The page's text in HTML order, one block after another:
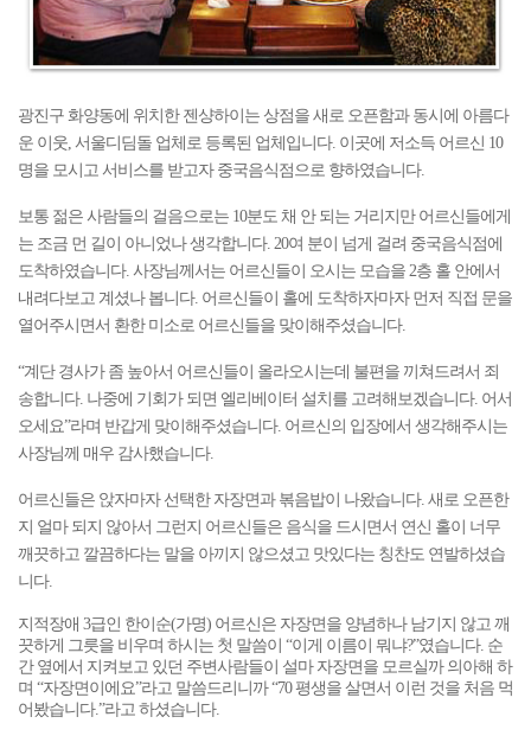
광진구 화양동에 위치한 젠샹하이는 상점을 새로 오픈함과 동시에 아름다
운 이웃, 서울디딤돌 업체로 등록된 업체입니다. 이곳에 저소득 어르신 10
명을 모시고 서비스를 받고자 중국음식점으로 향하였습니다.
보통 젊은 사람들의 걸음으로는 10분도 채 안 되는 거리지만 어르신들에게
는 조금 먼 길이 아니었나 생각합니다. 20여 분이 넘게 걸려 중국음식점에
도착하였습니다. 사장님께서는 어르신들이 오시는 모습을 2층 홀 안에서
내려다보고 계셨나 봅니다. 어르신들이 홀에 도착하자마자 먼저 직접 문을
열어주시면서 환한 미소로 어르신들을 맞이해주셨습니다.
“계단 경사가 좀 높아서 어르신들이 올라오시는데 불편을 끼쳐드려서 죄
송합니다. 나중에 기회가 되면 엘리베이터 설치를 고려해보겠습니다. 어서
오세요”라며 반갑게 맞이해주셨습니다. 어르신의 입장에서 생각해주시는
사장님께 매우 감사했습니다.
어르신들은 앉자마자 선택한 자장면과 볶음밥이 나왔습니다. 새로 오픈한
지 얼마 되지 않아서 그런지 어르신들은 음식을 드시면서 연신 홀이 너무
깨끗하고 깔끔하다는 말을 아끼지 않으셨고 맛있다는 칭찬도 연발하셨습
니다.
지적장애 3급인 한이순(가명) 어르신은 자장면을 양념하나 남기지 않고 깨
끗하게 그릇을 비우며 하시는 첫 말씀이 “이게 이름이 뭐냐?”였습니다. 순
간 옆에서 지켜보고 있던 주변사람들이 설마 자장면을 모르실까 의아해 하
며 “자장면이에요”라고 말씀드리니까 “70 평생을 살면서 이런 것을 처음 먹
어봤습니다.”라고 하셨습니다.